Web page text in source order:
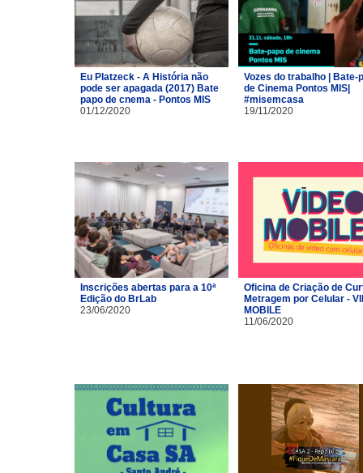
Eu Platzeck - A História não
pode ser apagada (2017) Bate
papo de cnema - Pontos MIS
01/12/2020
Vozes do trabalho | Bate-
de Cinema Pontos MIS|
#misemcasa
19/11/2020
Inscrições abertas para a 10ª
Edição do BrLab
23/06/2020
Oficina de Criação de
Metragem por Celular -
MOBILE
11/06/2020